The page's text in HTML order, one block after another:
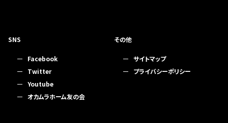
SNS
Facebook
Twitter
Youtube
オカムラホーム友の会
その他
サイトマップ
プライバシーポリシー